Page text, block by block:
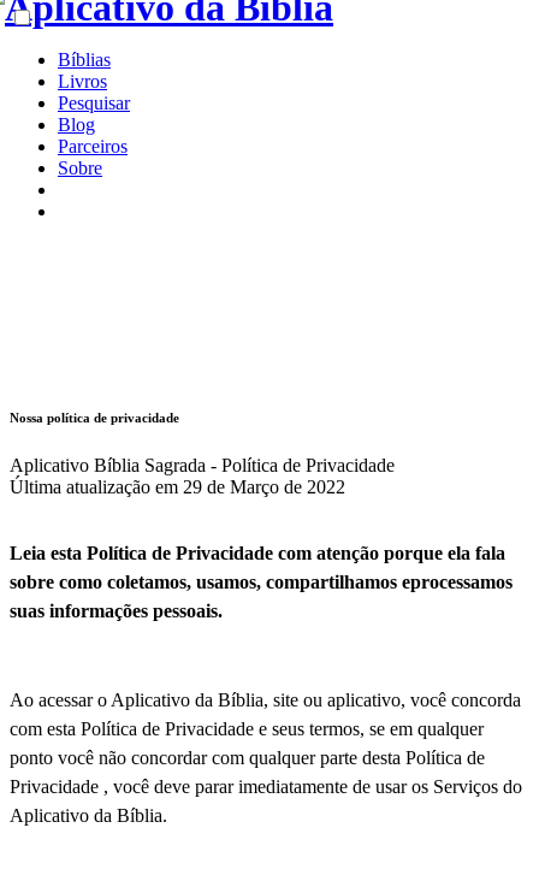
Bíblias
Livros
Pesquisar
Blog
Parceiros
Sobre
Nossa política de privacidade
Aplicativo Bíblia Sagrada - Política de Privacidade
Última atualização em 29 de Março de 2022
Leia esta Política de Privacidade com atenção porque ela fala
sobre como coletamos, usamos, compartilhamos eprocessamos
suas informações pessoais.
Ao acessar o Aplicativo da Bíblia, site ou aplicativo, você concorda
com esta Política de Privacidade e seus termos, se em qualquer
ponto você não concordar com qualquer parte desta Política de
Privacidade , você deve parar imediatamente de usar os Serviços do
Aplicativo da Bíblia.